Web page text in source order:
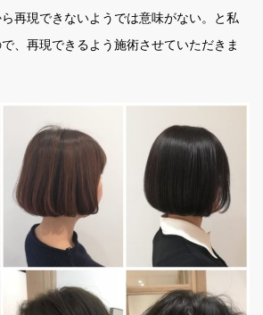
再現できないようでは意味がない。と私
、再現できるよう施術させていただきま